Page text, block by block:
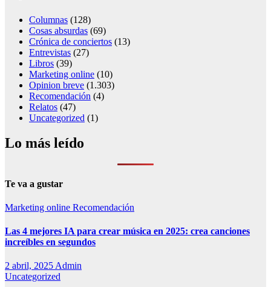
Columnas (128)
Cosas absurdas (69)
Crónica de conciertos (13)
Entrevistas (27)
Libros (39)
Marketing online (10)
Opinion breve (1.303)
Recomendación (4)
Relatos (47)
Uncategorized (1)
Lo más leído
Te va a gustar
Marketing online Recomendación
Las 4 mejores IA para crear música en 2025: crea canciones
increíbles en segundos
2 abril, 2025Admin
Uncategorized